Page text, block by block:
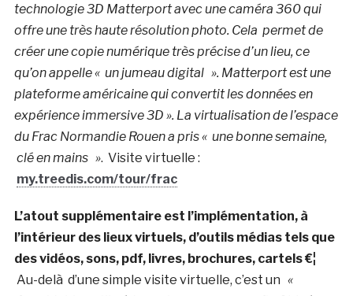
technologie 3D Matterport avec une caméra 360 qui
offre une très haute résolution photo. Cela permet de
créer une copie numérique très précise d’un lieu, ce
qu’on appelle « un jumeau digital ». Matterport est une
plateforme américaine qui convertit les données en
expérience immersive 3D ». La virtualisation de l’espace
du Frac Normandie Rouen a pris « une bonne semaine,
clé en mains ». Visite virtuelle :
my.treedis.com/tour/frac
L’atout supplémentaire est l’implémentation, à
l’intérieur des lieux virtuels, d’outils médias tels que
des vidéos, sons, pdf, livres, brochures, cartels €¦
Au-delà d’une simple visite virtuelle, c’est un «